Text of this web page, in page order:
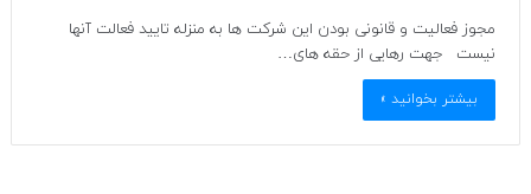
مجوز فعالیت و قانونی بودن این شرکت ها به منزله تایید فعالت آنها
نیست جهت رهایی از حقه های…
بیشتر بخوانید »